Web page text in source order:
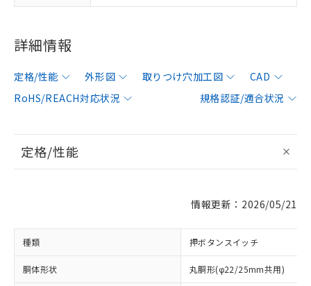
詳細情報
定格/性能 外形図 取りつけ穴加工図
CAD
RoHS/REACH対応状況
規格認証/適合状況
定格/性能
情報更新：2026/05/21
種類 押ボタンスイッチ
胴体形状 丸胴形(φ22/25mm共用)